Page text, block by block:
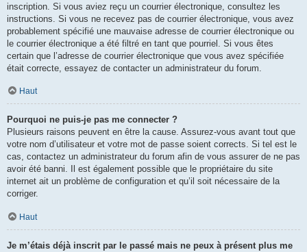
inscription. Si vous aviez reçu un courrier électronique, consultez les
instructions. Si vous ne recevez pas de courrier électronique, vous avez
probablement spécifié une mauvaise adresse de courrier électronique ou
le courrier électronique a été filtré en tant que pourriel. Si vous êtes
certain que l’adresse de courrier électronique que vous avez spécifiée
était correcte, essayez de contacter un administrateur du forum.
Haut
Pourquoi ne puis-je pas me connecter ?
Plusieurs raisons peuvent en être la cause. Assurez-vous avant tout que
votre nom d’utilisateur et votre mot de passe soient corrects. Si tel est le
cas, contactez un administrateur du forum afin de vous assurer de ne pas
avoir été banni. Il est également possible que le propriétaire du site
internet ait un problème de configuration et qu’il soit nécessaire de la
corriger.
Haut
Je m’étais déjà inscrit par le passé mais ne peux à présent plus me